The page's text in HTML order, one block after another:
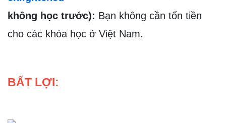
không học trước): Bạn không cần tốn tiền
cho các khóa học ở Việt Nam.
BẤT LỢI: